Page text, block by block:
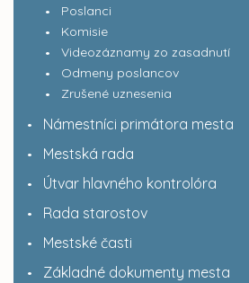
Poslanci
Komisie
Videozáznamy zo zasadnutí
Odmeny poslancov
Zrušené uznesenia
Námestníci primátora mesta
Mestská rada
Útvar hlavného kontrolóra
Rada starostov
Mestské časti
Základné dokumenty mesta